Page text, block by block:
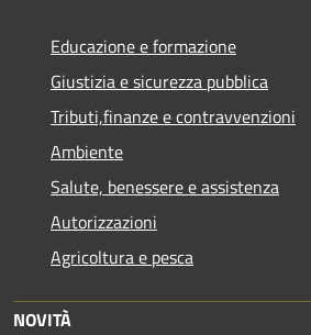
Educazione e formazione
Giustizia e sicurezza pubblica
Tributi,finanze e contravvenzioni
Ambiente
Salute, benessere e assistenza
Autorizzazioni
Agricoltura e pesca
NOVITÀ